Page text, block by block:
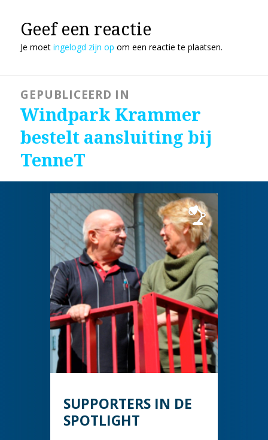
Geef een reactie
Je moetingelogd zijn op om een reactie te plaatsen.
navigatieGEPUBLICEERD IN
Windpark Krammer
bestelt aansluiting bij
TenneT
SUPPORTERS IN DE
SPOTLIGHT